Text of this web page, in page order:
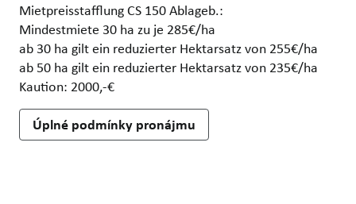
Mietpreisstafflung CS 150 Ablageb.:
Mindestmiete 30 ha zu je 285€/ha
ab 30 ha gilt ein reduzierter Hektarsatz von 255€/ha
ab 50 ha gilt ein reduzierter Hektarsatz von 235€/ha
Kaution: 2000,-€
Úplné podmínky pronájmu